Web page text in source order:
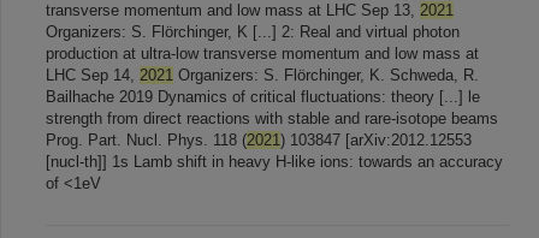
transverse momentum and low mass at LHC Sep 13, 2021
Organizers: S. Flörchinger, K [...] 2: Real and virtual photon
production at ultra-low transverse momentum and low mass at
LHC Sep 14, 2021 Organizers: S. Flörchinger, K. Schweda, R.
Bailhache 2019 Dynamics of critical fluctuations: theory [...] le
strength from direct reactions with stable and rare-isotope beams
Prog. Part. Nucl. Phys. 118 (2021) 103847 [arXiv:2012.12553
[nucl-th]] 1s Lamb shift in heavy H-like ions: towards an accuracy
of <1eV